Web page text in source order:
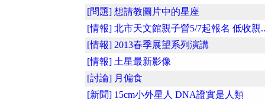
[問題] 想請教圖片中的星座
[情報] 北市天文館親子營5/7起報名 低收親
[情報] 2013春季展望系列演講
[情報] 土星最新影像
[討論] 月偏食
[新聞] 15cm小外星人 DNA證實是人類